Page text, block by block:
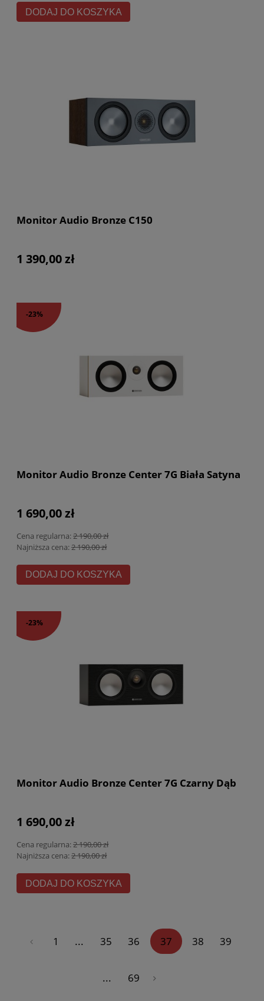
DODAJ DO KOSZYKA
Monitor Audio Bronze C150
1 390,00 zł
Monitor Audio Bronze Center 7G Biała Satyna
1 690,00 zł
Cena regularna:2 190,00 zł
Najniższa cena:2 190,00 zł
DODAJ DO KOSZYKA
-23%
Monitor Audio Bronze Center 7G Czarny Dąb
1 690,00 zł
Cena regularna:2 190,00 zł
Najniższa cena:2 190,00 zł
DODAJ DO KOSZYKA
-23%
« 1 ... 35 36 37 38 39
... 69 »